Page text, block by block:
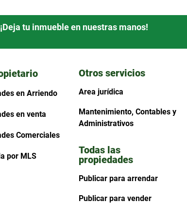
¡Deja tu inmueble en nuestras manos!
en Arriendo
en venta
Comerciales
por MLS
Otros servicios
Area jurídica
Mantenimiento, Contables y
Administrativos
Todas las
propiedades
Publicar para arrendar
Publicar para vender